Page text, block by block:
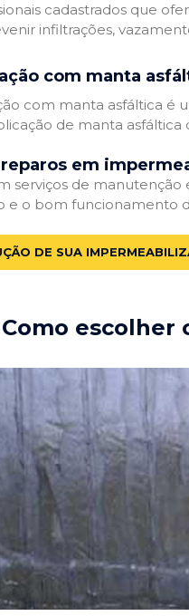
cadastrados que
infiltrações,
com manta
com manta asfáltica é
de manta
em
serviços de
e o bom funcionamento
DE SUA
Como escolher